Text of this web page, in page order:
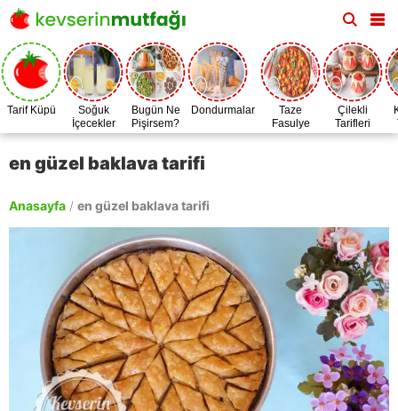
Tarif Küpü
Soğuk
İçecekler
Bugün Ne
Pişirsem?
Dondurmalar
Taze
Fasulye
Zamanı
Çilekli
Tarifleri
en güzel baklava tarifi
Anasayfa / en güzel baklava tarifi